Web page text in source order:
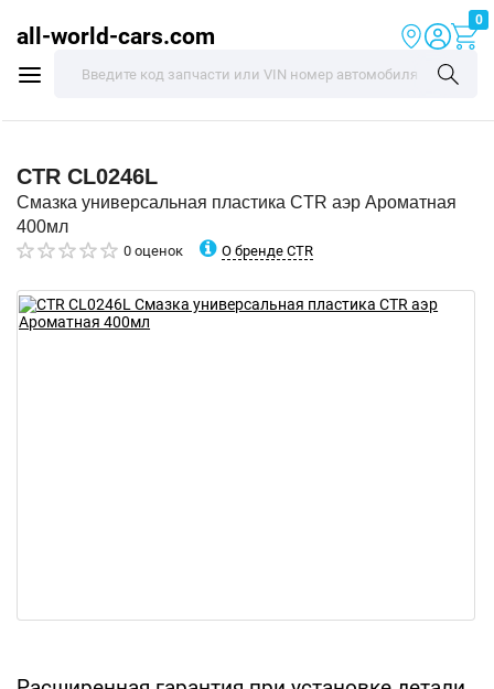
all-world-cars.com
0
CTR CL0246L
Смазка универсальная пластика CTR аэр Ароматная
400мл
0 оценок О бренде CTR